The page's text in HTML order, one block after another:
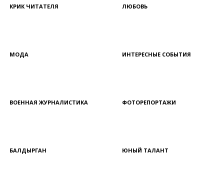
КРИК ЧИТАТЕЛЯ ЛЮБОВЬ
МОДА ИНТЕРЕСНЫЕ СОБЫТИЯ
ВОЕННАЯ ЖУРНАЛИСТИКА ФОТОРЕПОРТАЖИ
БАЛДЫРГАН ЮНЫЙ ТАЛАНТ